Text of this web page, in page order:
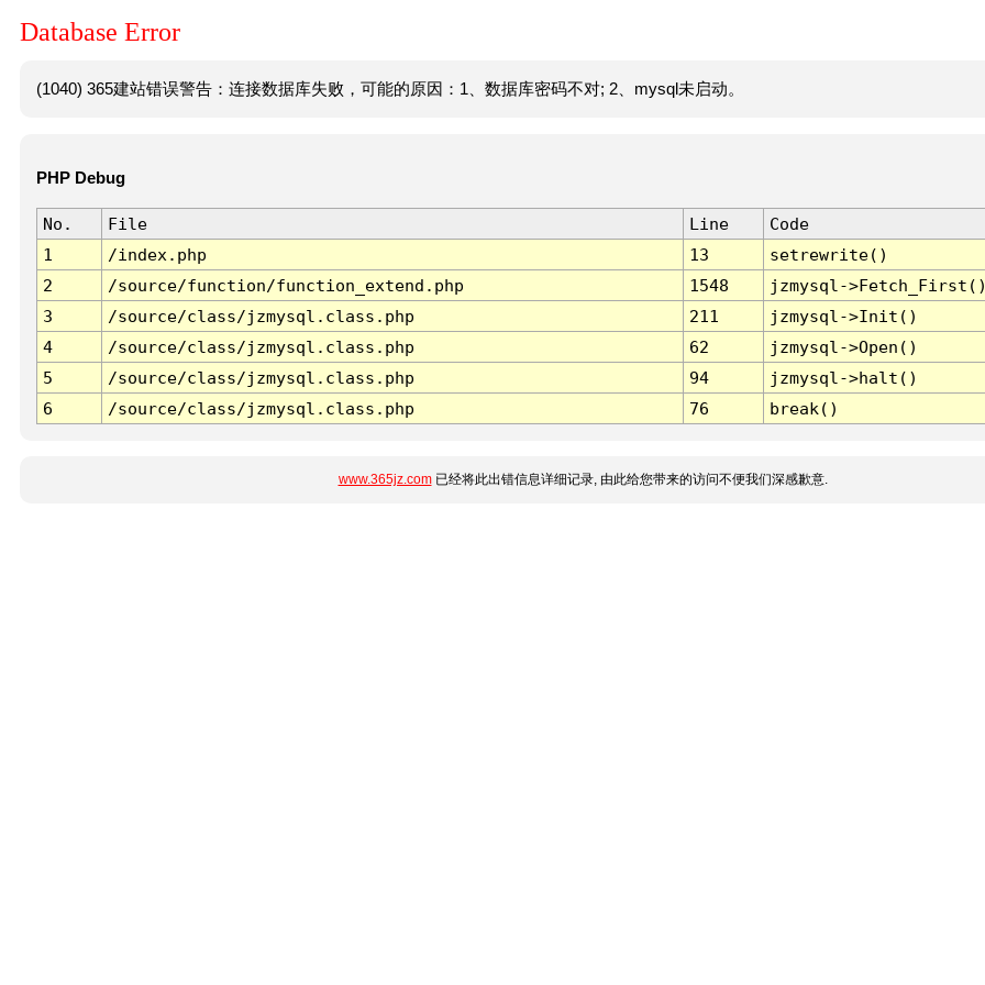
Database Error
(1040) 365建站错误警告：连接数据库失败，可能的原因：1、数据库密码不对; 2、mysql未启动。
PHP Debug
No. File Line
Code
1
/index.php 13
setrewrite()
2
/source/function/function_extend.php 1548
jzmysql-
3
/source/class/jzmysql.class.php 211
jzmysql->Init()
4
/source/class/jzmysql.class.php 62
jzmysql->Open()
5
/source/class/jzmysql.class.php 94
jzmysql->halt()
6
/source/class/jzmysql.class.php 76 break()
www.365jz.com已经将此出错信息详细记录, 由此给您带来的访问不便我们深感歉意.